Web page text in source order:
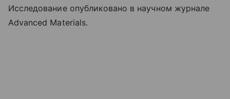
Исследование опубликовано в научном журнале
Advanced Materials.